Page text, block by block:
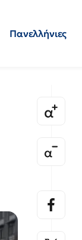
Πανελλήνιες